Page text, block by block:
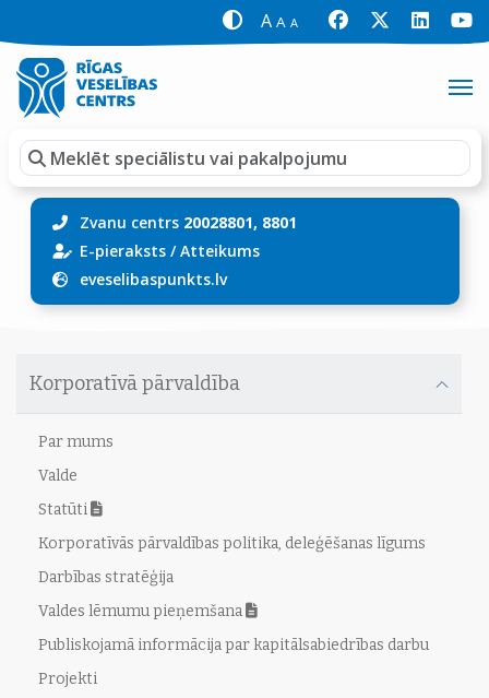
A A A
Zvanu centrs 20028801, 8801
E-pieraksts/Atteikums
eveselibaspunkts.lv
Korporatīvā pārvaldība
Par mums
Valde
Statūti
Korporatīvās pārvaldības politika, deleģēšanas līgums
Darbības stratēģija
Valdes lēmumu pieņemšana
Publiskojamā informācija par kapitālsabiedrības darbu
Projekti